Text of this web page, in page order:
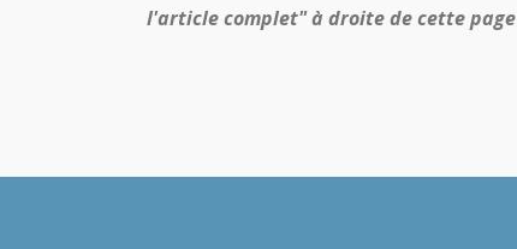
l'article complet" à droite de cette page